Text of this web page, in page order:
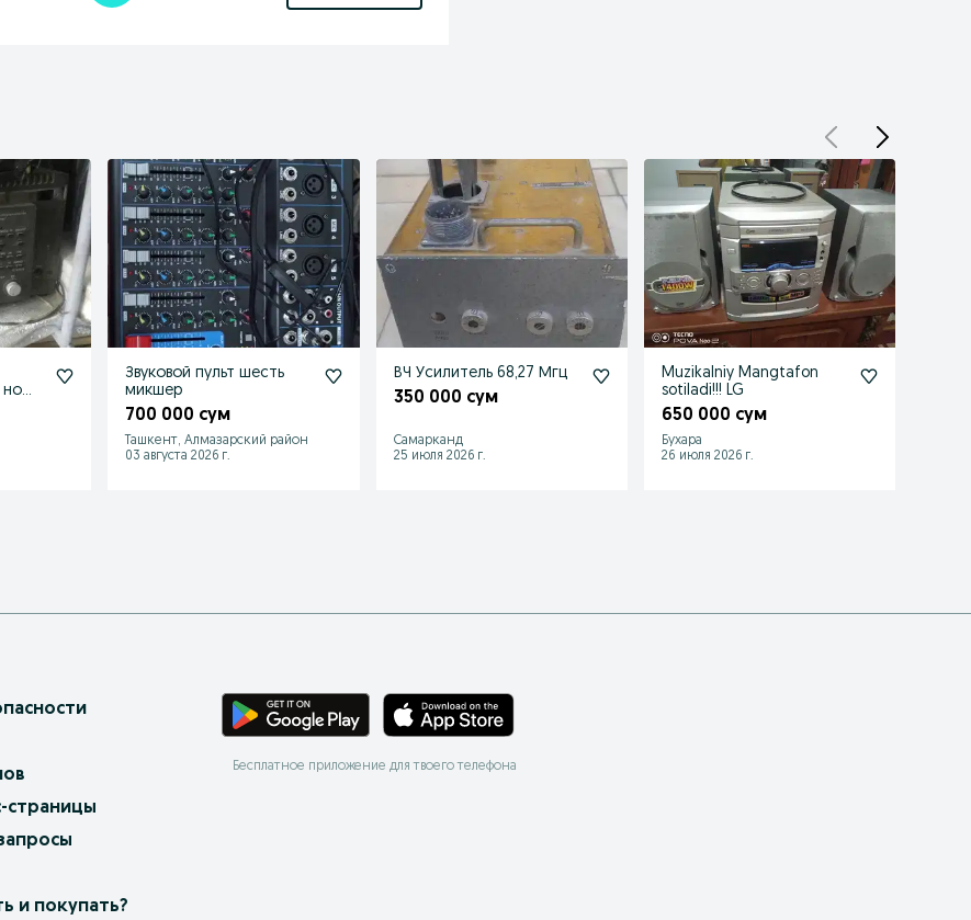
но
Звуковой пульт шесть
микшер
700 000 сум
Ташкент, Алмазарский район
03 августа 2026 г.
ВЧ Усилитель 68,27 Мгц
350 000 сум
Самарканд
25 июля 2026 г.
Muzikalniy Mangtafon
sotiladi!!! LG
650 000 сум
Бухара
26 июля 2026 г.
страницы
и покупать?
Бесплатное приложение для твоего телефона